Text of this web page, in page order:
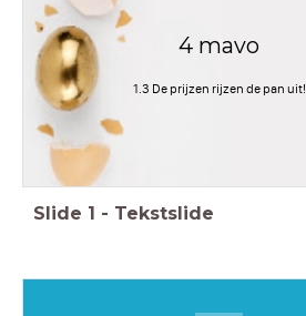
4 mavo
1.3 De prijzen rijzen de pan uit!
Slide 1 - Tekstslide